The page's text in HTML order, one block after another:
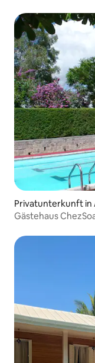
Privatunterkunft in
Gästehaus